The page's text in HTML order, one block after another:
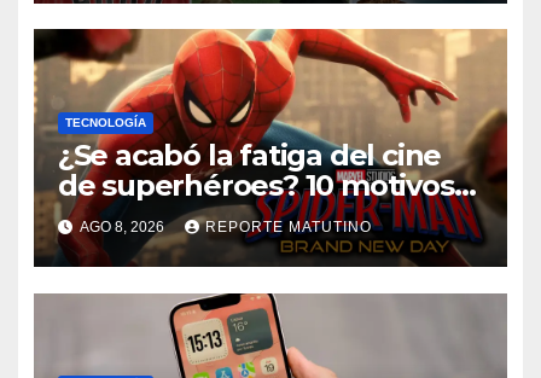
TECNOLOGÍA
¿Se acabó la fatiga del cine
de superhéroes? 10 motivos
por los que ‘Spider-Man:
Brand New Day» desmiente
esa teoría
AGO 8, 2026 REPORTE MATUTINO